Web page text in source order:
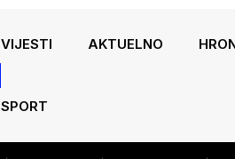
VIJESTI AKTUELNO
SPORT